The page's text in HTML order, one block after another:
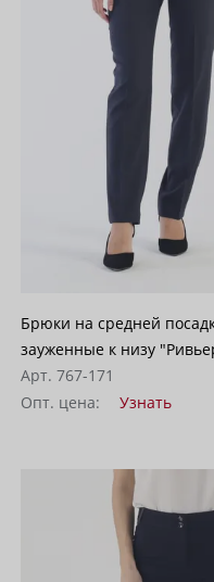
Брюки на средней
зауженные к низу
Арт. 767-171
Опт. цена:
Узнать